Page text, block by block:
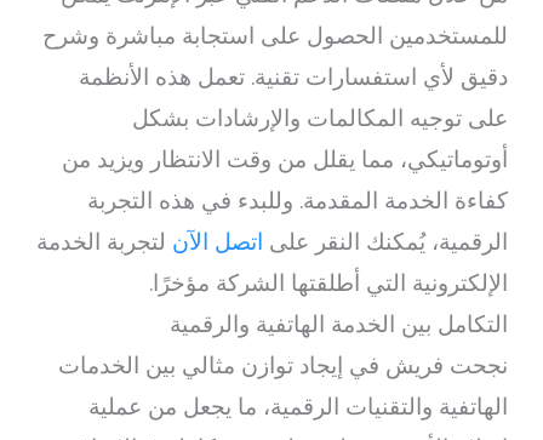
للمستخدمين الحصول على استجابة مباشرة وشرح
دقيق لأي استفسارات تقنية. تعمل هذه الأنظمة
على توجيه المكالمات والإرشادات بشكل
أوتوماتيكي، مما يقلل من وقت الانتظار ويزيد من
كفاءة الخدمة المقدمة. وللبدء في هذه التجربة
الرقمية، يُمكنك النقر على اتصل الآن لتجربة الخدمة
الإلكترونية التي أطلقتها الشركة مؤخرًا.
التكامل بين الخدمة الهاتفية والرقمية
نجحت فريش في إيجاد توازن مثالي بين الخدمات
الهاتفية والتقنيات الرقمية، ما يجعل من عملية